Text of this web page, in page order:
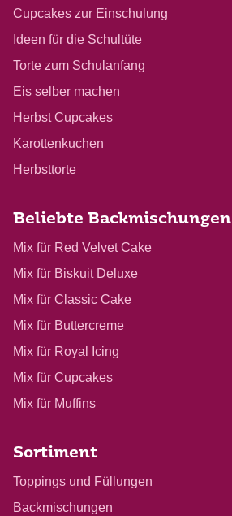
Cupcakes zur Einschulung
Ideen für die Schultüte
Torte zum Schulanfang
Eis selber machen
Herbst Cupcakes
Karottenkuchen
Herbsttorte
Beliebte Backmischungen
Mix für Red Velvet Cake
Mix für Biskuit Deluxe
Mix für Classic Cake
Mix für Buttercreme
Mix für Royal Icing
Mix für Cupcakes
Mix für Muffins
Sortiment
Toppings und Füllungen
Backmischungen